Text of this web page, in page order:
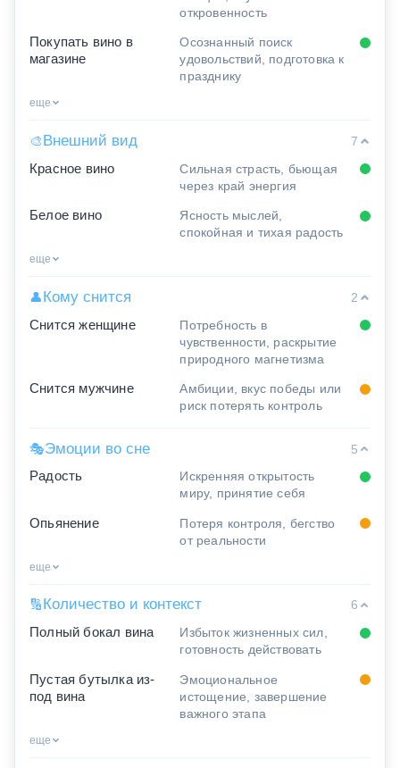
откровенность
Покупать вино в
магазине
Осознанный поиск
удовольствий, подготовка к
празднику
еще
🎨Внешний вид
7
Красное вино
Сильная страсть, бьющая
через край энергия
Белое вино
Ясность мыслей,
спокойная и тихая радость
еще
👤Кому снится
2
Снится женщине
Потребность в
чувственности, раскрытие
природного магнетизма
Снится мужчине
Амбиции, вкус победы или
риск потерять контроль
🎭Эмоции во сне
5
Радость
Искренняя открытость
миру, принятие себя
Опьянение
Потеря контроля, бегство
от реальности
еще
🔢 Количество и контекст
6
Полный бокал вина
Избыток жизненных сил,
готовность действовать
Пустая бутылка из-
под вина
Эмоциональное
истощение, завершение
важного этапа
еще